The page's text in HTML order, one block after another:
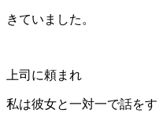
きていました。
上司に頼まれ
私は彼女と一対一で話をす